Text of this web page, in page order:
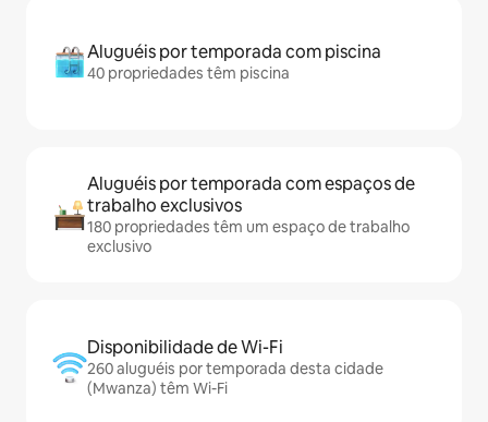
Aluguéis por temporada com piscina
40 propriedades têm piscina
Aluguéis por temporada com espaços de
trabalho exclusivos
180 propriedades têm um espaço de trabalho
exclusivo
Disponibilidade de Wi-Fi
260 aluguéis por temporada desta cidade
(Mwanza) têm Wi-Fi